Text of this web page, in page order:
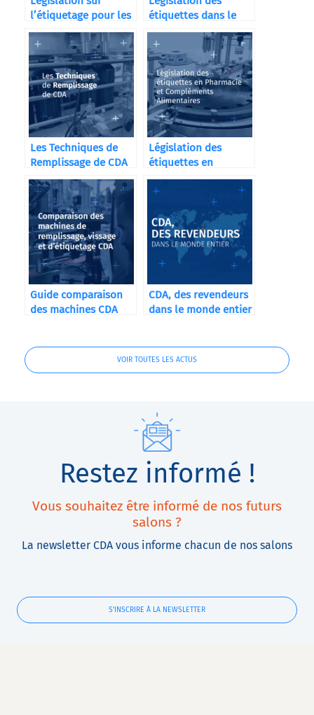
l’étiquetage pour les
distilleries
étiquettes dans le
secteur cosmétique
Les Techniques de
Remplissage de CDA
Législation des
étiquettes en
Pharmacie et
Compléments
Alimentaires
Guide comparaison
des machines CDA
CDA, des revendeurs
dans le monde entier
VOIR TOUTES LES ACTUS
Restez informé !
Vous souhaitez être informé de nos futurs
salons ?
La newsletter CDA vous informe chacun de nos salons
S'INSCRIRE À LA NEWSLETTER